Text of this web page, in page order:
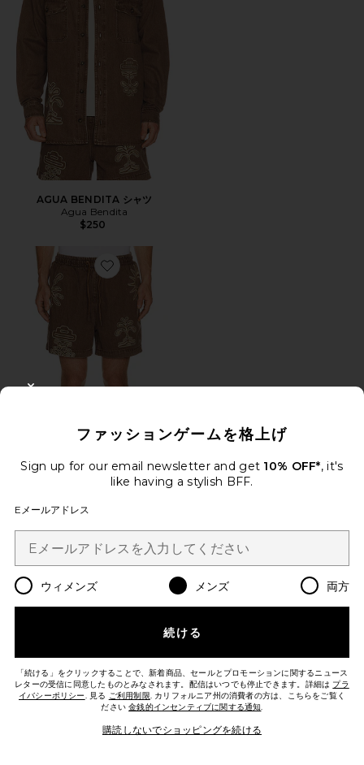
AGUA BENDITA シャツ
Agua Bendita
$250
Favorite AGUA BENDITA ショートパンツ
AGUA BENDITA ショートパンツ
Agua Bendita
$150
Favorite ZURI サングラス
ファッションゲームを格上げ
Sign up for our email newsletter and get 10% OFF*, it's
like having a stylish BFF.
Eメールアドレス
ウィメンズ メンズ 両方
続ける
「続ける」をクリックすることで、新着商品、セールとプロモーションに関するニュース
レターの受信に同意したものとみなされます。配信はいつでも停止できます。詳細は プラ
イバシーポリシー. 見る ご利用制限. カリフォルニア州の消費者の方は、こちらをご覧く
ださい金銭的インセンティブに関する通知.
購読しないでショッピングを続ける